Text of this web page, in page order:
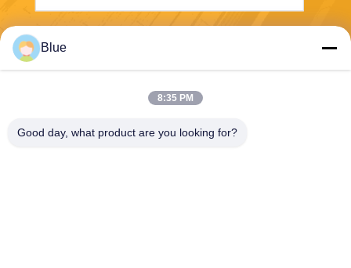
Blue
8:35 PM
Good day, what product are you looking for?